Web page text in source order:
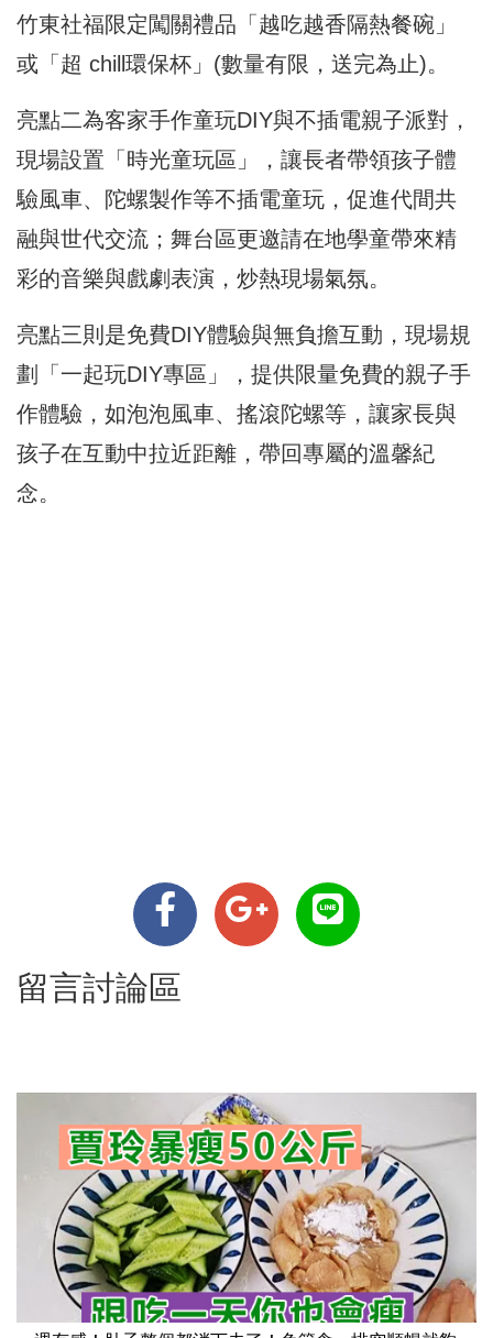
竹東社福限定闖關禮品「越吃越香隔熱餐碗」
或「超 chill環保杯」(數量有限，送完為止)。
亮點二為客家手作童玩DIY與不插電親子派對，
現場設置「時光童玩區」，讓長者帶領孩子體
驗風車、陀螺製作等不插電童玩，促進代間共
融與世代交流；舞台區更邀請在地學童帶來精
彩的音樂與戲劇表演，炒熱現場氣氛。
亮點三則是免費DIY體驗與無負擔互動，現場規
劃「一起玩DIY專區」，提供限量免費的親子手
作體驗，如泡泡風車、搖滾陀螺等，讓家長與
孩子在互動中拉近距離，帶回專屬的溫馨紀
念。
留言討論區